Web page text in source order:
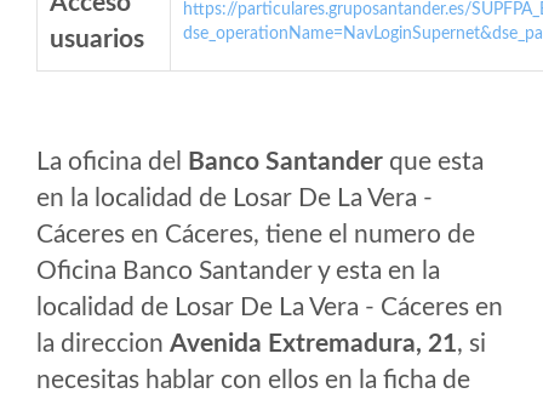
usuarios
https://particulares.gruposantander.es/
La oficina del Banco Santander que esta
en la localidad de Losar De La Vera -
Cáceres en Cáceres, tiene el numero de
Oficina Banco Santander y esta en la
localidad de Losar De La Vera - Cáceres en
la direccion Avenida Extremadura, 21, si
necesitas hablar con ellos en la ficha de